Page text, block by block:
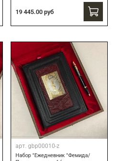
19 445.00 руб
арт. gbp00010-z
Набор "Ежедневник "Фемида/